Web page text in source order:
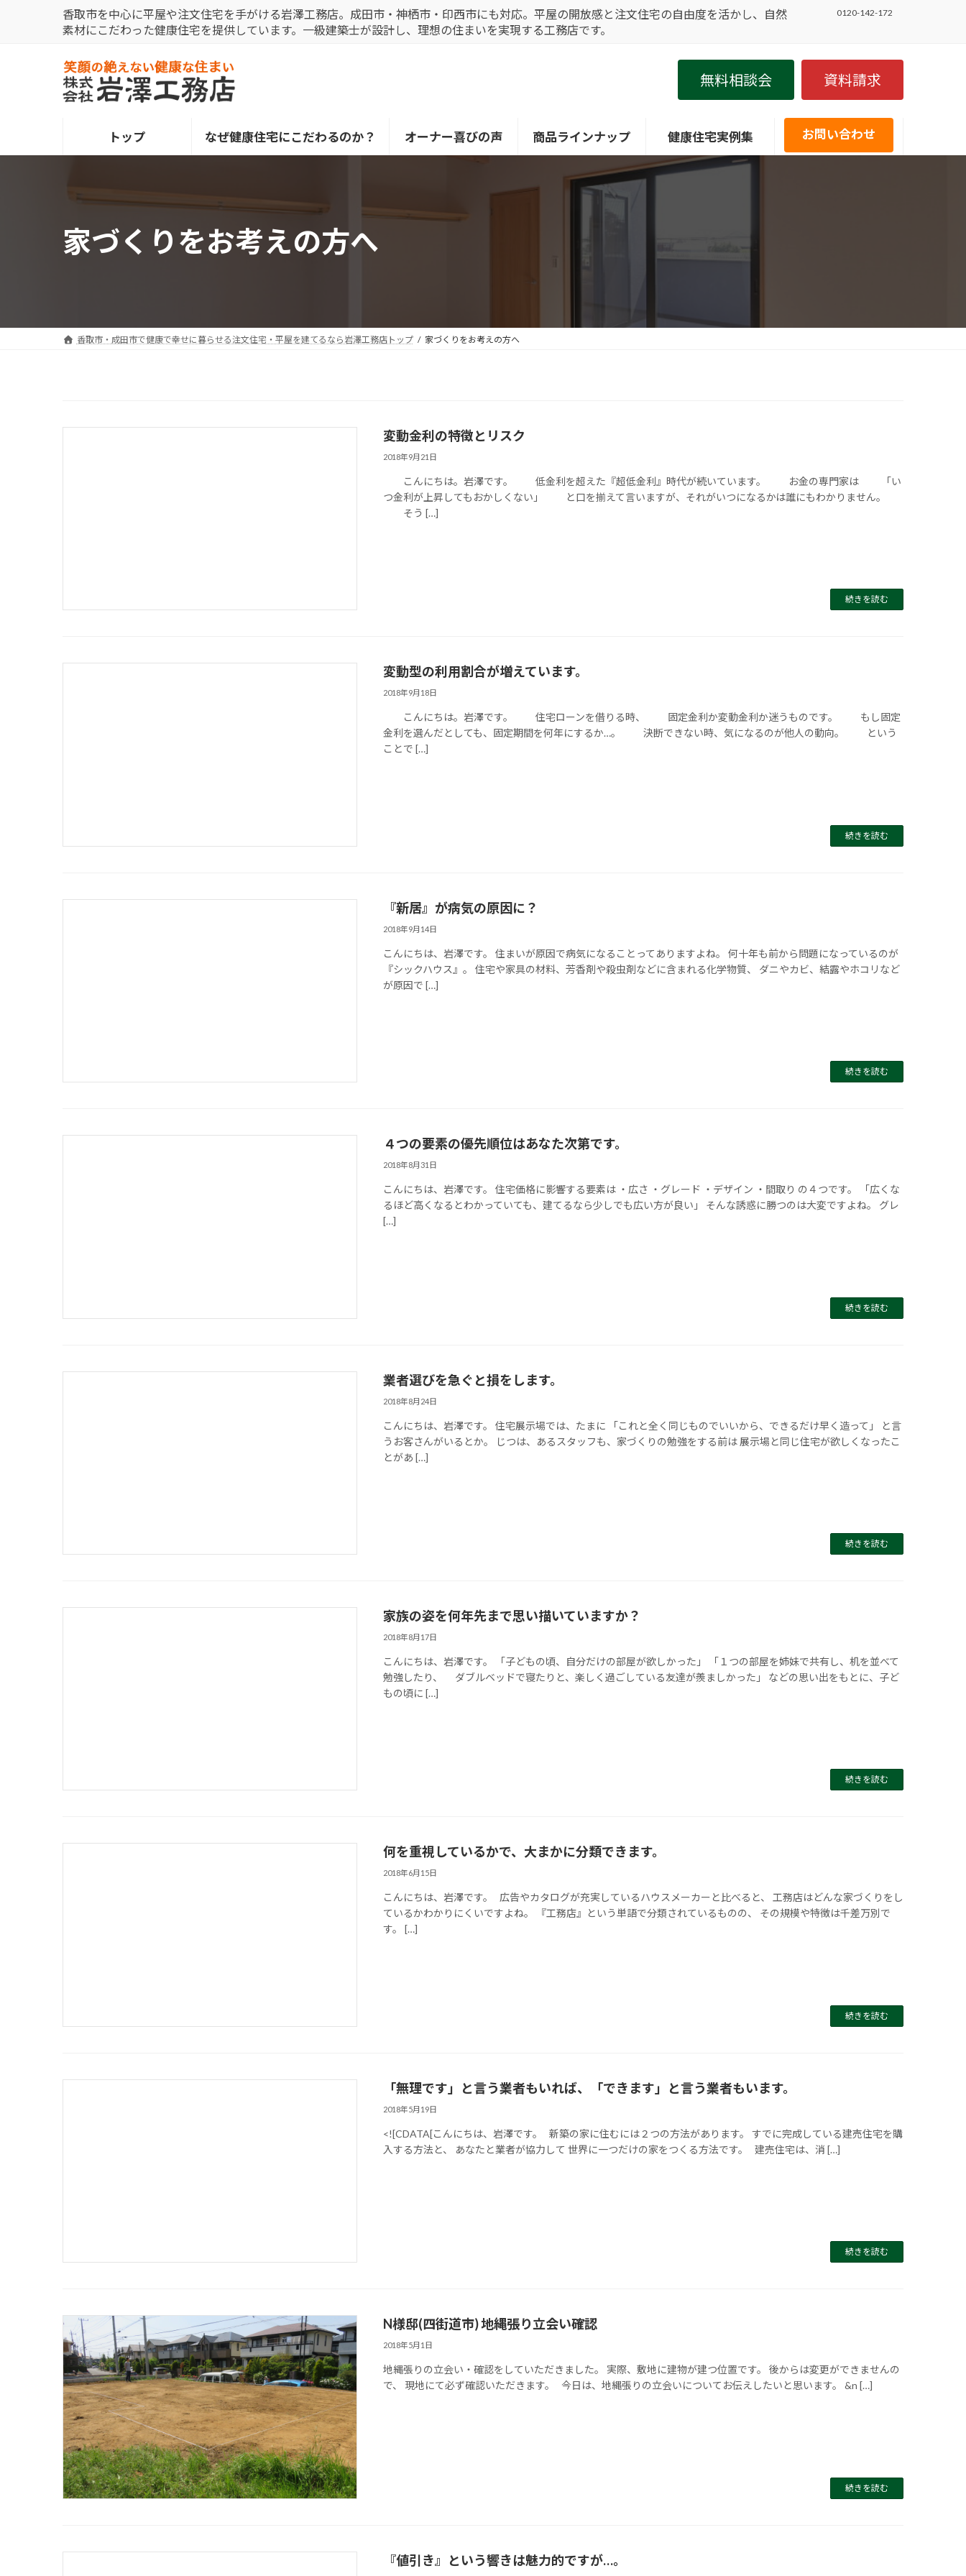
キ
に
香取市を中心に平屋や注文住宅を手がける岩澤工務店。成田市・神栖市・印西市にも対応。平屋の開放感と注文住宅の自由度を活かし、自然
素材にこだわった健康住宅を提供しています。一級建築士が設計し、理想の住まいを実現する工務店です。
0120-142-172
無料相談会 資料請求
トップ なぜ健康住宅にこだわるのか？ オーナー喜びの声 商品ラインナップ 健康住宅実例集 お問い合わせ
家づくりをお考えの方へ
香取市・成田市で健康で幸せに暮らせる注文住宅・平屋を建てるなら岩澤工務店トップ 家づくりをお考えの方へ
変動金利の特徴とリスク
2018年9月21日
こんにちは。岩澤です。 低金利を超えた『超低金利』時代が続いています。 お金の専門家は 「い
つ金利が上昇してもおかしくない」 と口を揃えて言いますが、それがいつになるかは誰にもわかりません。
そう […]
続きを読む
変動型の利用割合が増えています。
2018年9月18日
こんにちは。岩澤です。 住宅ローンを借りる時、 固定金利か変動金利か迷うものです。 もし固定
金利を選んだとしても、固定期間を何年にするか…。 決断できない時、気になるのが他人の動向。 という
ことで […]
続きを読む
『新居』が病気の原因に？
2018年9月14日
こんにちは、岩澤です。 住まいが原因で病気になることってありますよね。 何十年も前から問題になっているのが
『シックハウス』。 住宅や家具の材料、芳香剤や殺虫剤などに含まれる化学物質、 ダニやカビ、結露やホコリなど
が原因で […]
続きを読む
４つの要素の優先順位はあなた次第です。
2018年8月31日
こんにちは、岩澤です。 住宅価格に影響する要素は ・広さ ・グレード ・デザイン ・間取り の４つです。 「広くな
るほど高くなるとわかっていても、建てるなら少しでも広い方が良い」 そんな誘惑に勝つのは大変ですよね。 グレ
[…]
続きを読む
業者選びを急ぐと損をします。
2018年8月24日
こんにちは、岩澤です。 住宅展示場では、たまに 「これと全く同じものでいいから、できるだけ早く造って」 と言
うお客さんがいるとか。 じつは、あるスタッフも、家づくりの勉強をする前は 展示場と同じ住宅が欲しくなったこ
とがあ […]
続きを読む
家族の姿を何年先まで思い描いていますか？
2018年8月17日
こんにちは、岩澤です。 「子どもの頃、自分だけの部屋が欲しかった」 「１つの部屋を姉妹で共有し、机を並べて
勉強したり、 ダブルベッドで寝たりと、楽しく過ごしている友達が羨ましかった」 などの思い出をもとに、子ど
もの頃に […]
続きを読む
何を重視しているかで、大まかに分類できます。
2018年6月15日
こんにちは、岩澤です。 広告やカタログが充実しているハウスメーカーと比べると、 工務店はどんな家づくりをし
ているかわかりにくいですよね。 『工務店』という単語で分類されているものの、 その規模や特徴は千差万別で
す。 […]
続きを読む
「無理です」と言う業者もいれば、「できます」と言う業者もいます。
2018年5月19日
<![CDATA[こんにちは、岩澤です。 新築の家に住むには２つの方法があります。 すでに完成している建売住宅を購
入する方法と、 あなたと業者が協力して 世界に一つだけの家をつくる方法です。 建売住宅は、消 […]
続きを読む
N様邸(四街道市) 地縄張り立会い確認
2018年5月1日
地縄張りの立会い・確認をしていただきました。 実際、敷地に建物が建つ位置です。 後からは変更ができませんの
で、 現地にて必ず確認いただきます。 今日は、地縄張りの立会いについてお伝えしたいと思います。 &n […]
続きを読む
『値引き』という響きは魅力的ですが…。